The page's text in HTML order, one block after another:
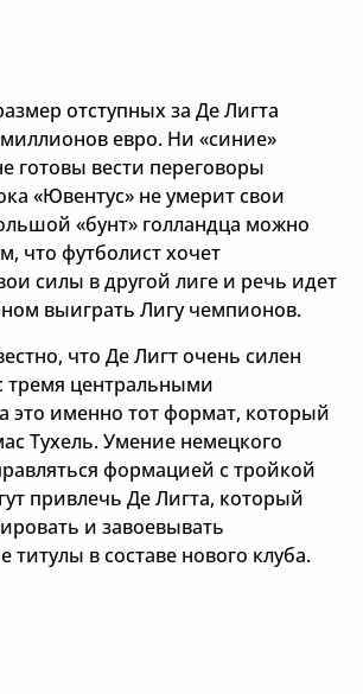
отступных за Де Лигта
миллионов евро. Ни «синие»
готовы вести переговоры
«Ювентус» не умерит свои
«бунт» голландца можно
что футболист хочет
силы в другой лиге и речь идет
выиграть Лигу чемпионов.
что Де Лигт очень силен
тремя центральными
это именно тот формат, который
Тухель. Умение немецкого
формацией с тройкой
привлечь Де Лигта, который
и завоевывать
в составе нового клуба.